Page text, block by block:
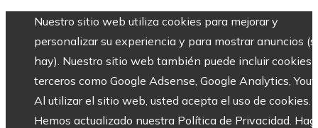
Nuestro sitio web utiliza cookies para mejorar y
personalizar su experiencia y para mostrar anuncios
hay). Nuestro sitio web también puede incluir cookies
terceros como Google Adsense, Google Analytics,
Al utilizar el sitio web, usted acepta el uso de cookies.
Hemos actualizado nuestra Política de Privacidad.